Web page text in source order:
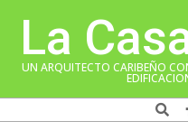
contentLa
UN ARQUITECTO CARIBEÑO